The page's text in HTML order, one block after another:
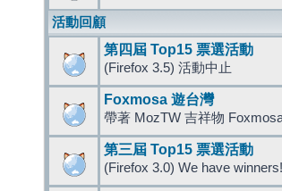
活動回顧
第四屆 Top15 票選活動
(Firefox 3.5) 活動中止
Foxmosa 遊台灣
帶著 MozTW 吉祥物
第三屆 Top15 票選活動
(Firefox 3.0) We have winners!